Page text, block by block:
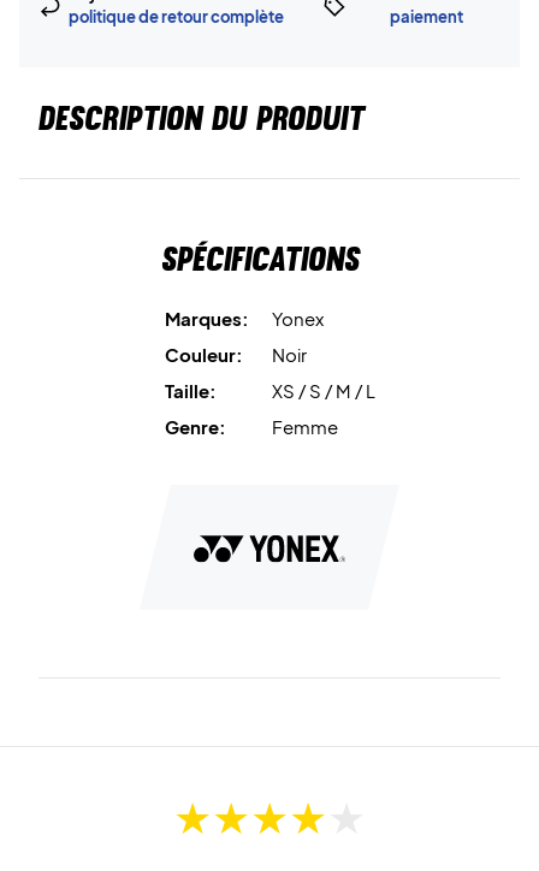
politique de retour complète
paiement
DESCRIPTION DU PRODUIT
Spécifications
Marques:
Yonex
Couleur:
Noir
Taille:
XS / S / M / L
Genre:
Femme